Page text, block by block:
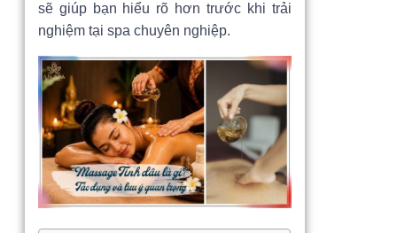
sẽ giúp bạn hiểu rõ hơn trước khi trải
nghiệm tại spa chuyên nghiệp.